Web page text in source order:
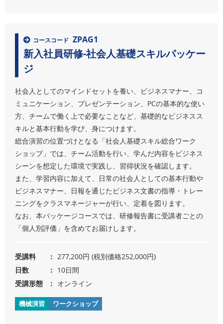
コースコード ZPAG1
新入社員研修-社会人基礎スキルパッケー
ジ
社会人としてのマインドセットを養い、ビジネスマナー、コ
ミュニケーション、プレゼンテーション、PCの基本的な使い
方、チームで働く上で必要なことなど、基礎的なビジネスス
キルと基本行動を学び、身につけます。
総合演習の位置づけとなる「社会人基礎スキル総合ワーク
ショップ」では、チーム活動を行い、学んだ内容をビジネス
シーンを想定した環境で実践し、習得状況を確認します。
また、学習内容に加えて、日常の社会人としての基本行動や
ビジネスマナー、日報を通じたビジネス文書の指導・トレー
ニングをクラスマネージャーが行い、定着を図ります。
なお、本パッケージコースでは、研修報告書に受講者ごとの
「個人別評価」を含めてお届けします。
受講料
277,200円 (税別価格252,000円)
日数
10日間
受講形態
オンライン
機械演習 ワークショップ